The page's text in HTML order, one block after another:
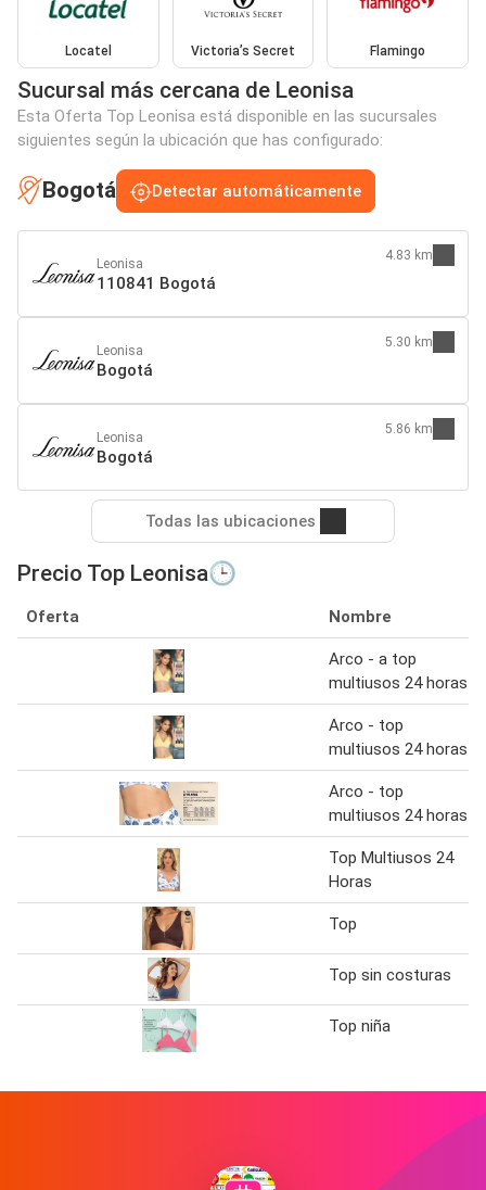
Locatel Victoria’s Secret Flamingo
Sucursal más cercana de Leonisa
Esta Oferta Top Leonisa está disponible en las sucursales
siguientes según la ubicación que has configurado:
Bogotá Detectar automáticamente
Leonisa
110841 Bogotá
4.83 km
Leonisa
Bogotá
5.30 km
Leonisa
Bogotá
5.86 km
Todas las ubicaciones
Precio Top Leonisa🕒
Oferta Nombre
Arco - a top
multiusos 24 horas
Arco - top
multiusos 24 horas
Arco - top
multiusos 24 horas
Top Multiusos 24
Horas
Top
Top sin costuras
Top niña